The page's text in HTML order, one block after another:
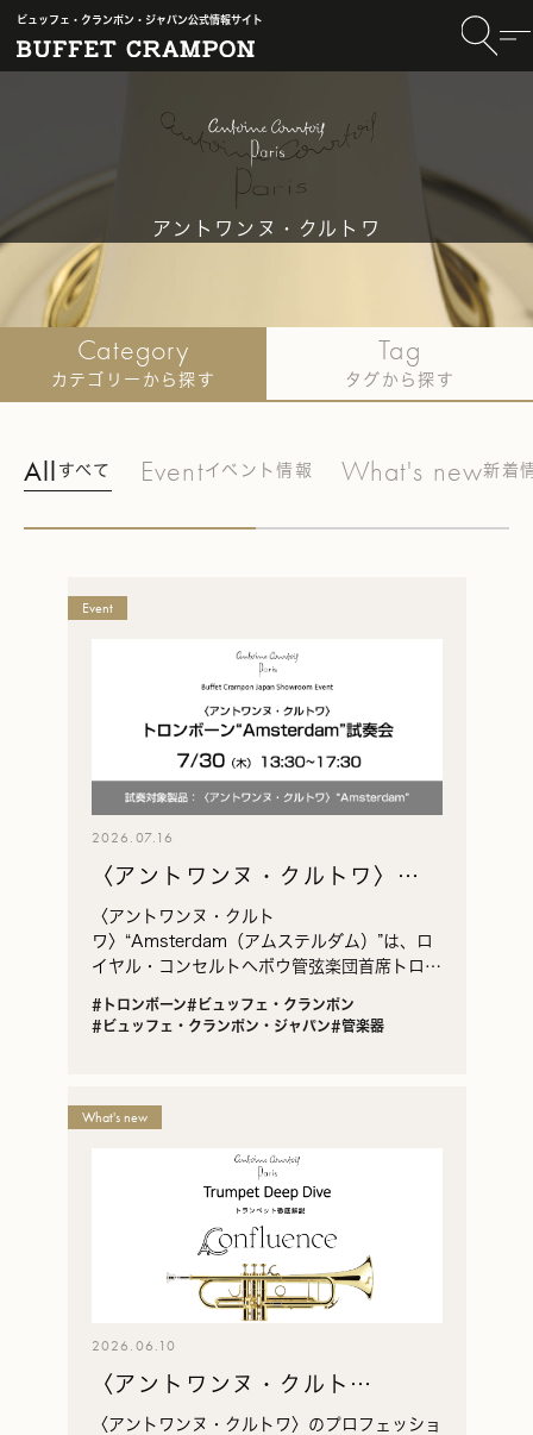
ビュッフェ・クランポン・ジャパン公式情報サイト
アントワンヌ・クルトワ
TOP 〈Antonie Courtois〉
Category
カテゴリーから探す
Tag
タグから探す
All すべて Eventイベント情報 What's new新着
Courtois
Event
2026.07.16
〈アントワンヌ・クルトワ〉ト
ロンボーン“Amsterdam”試奏
会
〈アントワンヌ・クルト
ワ〉“Amsterdam（アムステルダム）”は、ロ
イヤル・コンセルトヘボウ管弦楽団首席トロン
のコラボレーションにより誕生したトロンボー
#トロンボーン#ビュッフェ・クランポン
#ビュッフェ・クランポン・ジャパン#管楽器
What's new
2026.06.10
〈アントワンヌ・クルト
ワ〉“Confluence”徹底解説｜
〈アントワンヌ・クルトワ〉のプロフェッショ